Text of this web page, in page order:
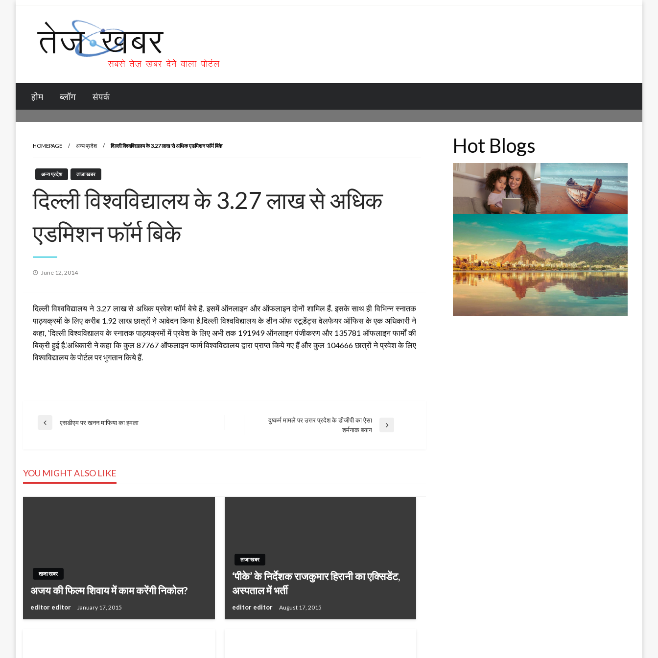
Tez Khabar
होम ब्लॉग संपर्क
HOMEPAGE अन्य प्रदेश दिल्ली विश्वविद्यालय के 3.27 लाख से अधिक एडमिशन फॉर्म बिके
अन्य प्रदेश ताजा खबर
दिल्ली विश्वविद्यालय के 3.27 लाख से अधिक
एडमिशन फॉर्म बिके
Posted
June 12, 2014
दिल्ली विश्वविद्यालय ने 3.27 लाख से अधिक प्रवेश फॉर्म बेचे है. इसमें ऑनलाइन और ऑफलाइन दोनों शामिल हैं. इसके साथ ही विभिन्न स्नातक
पाठ्यक्रमों के लिए करीब 1.92 लाख छात्रों ने आवेदन किया है.दिल्ली विश्वविद्यालय के डीन ऑफ स्टूडेंट्स वेलफेयर ऑफिस के एक अधिकारी ने
कहा, ‘दिल्ली विश्वविद्यालय के स्नातकपाठ्यक्रमों में प्रवेश के लिए अभी तक 191949 ऑनलाइन पंजीकरण और 135781 ऑफलाइन फार्मों की
बिक्री हुई है.’अधिकारी ने कहा कि कुल 87767 ऑफलाइन फार्म विश्वविद्यालय द्वारा प्राप्त किये गए हैं और कुल 104666 छात्रों ने प्रवेश के लिए
विश्वविद्यालय के पोर्टल पर भुगतान किये हैं.
Post
Previous
एसडीएम पर खनन माफिया का हमला
दुष्कर्म मामले पर उत्तर प्रदेश के डीजीपी का ऐसा
शर्मनाक बयान
YOU MIGHT ALSO LIKE
ताजा खबर
अजय की फिल्म शिवाय में काम करेंगी निकोल?
editor editor January 17, 2015
ताजा खबर
‘पीके’ के निर्देशक राजकुमार हिरानी का एक्सिडेंट,
अस्पताल में भर्ती
editor editor August 17, 2015
Hot Blogs